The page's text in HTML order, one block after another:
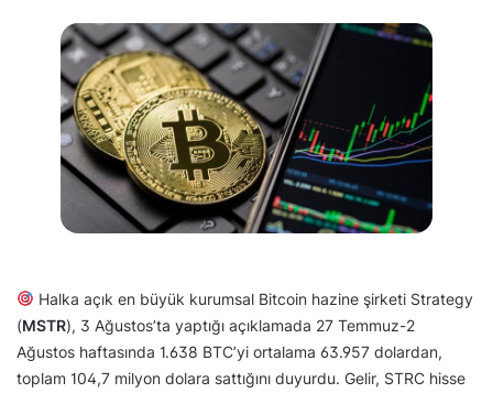
Halka açık en büyük kurumsal Bitcoin hazine şirketi Strategy
(MSTR), 3 Ağustos’ta yaptığı açıklamada 27 Temmuz-2
Ağustos haftasında 1.638 BTC’yi ortalama 63.957 dolardan,
toplam 104,7 milyon dolara sattığını duyurdu. Gelir, STRC hisse